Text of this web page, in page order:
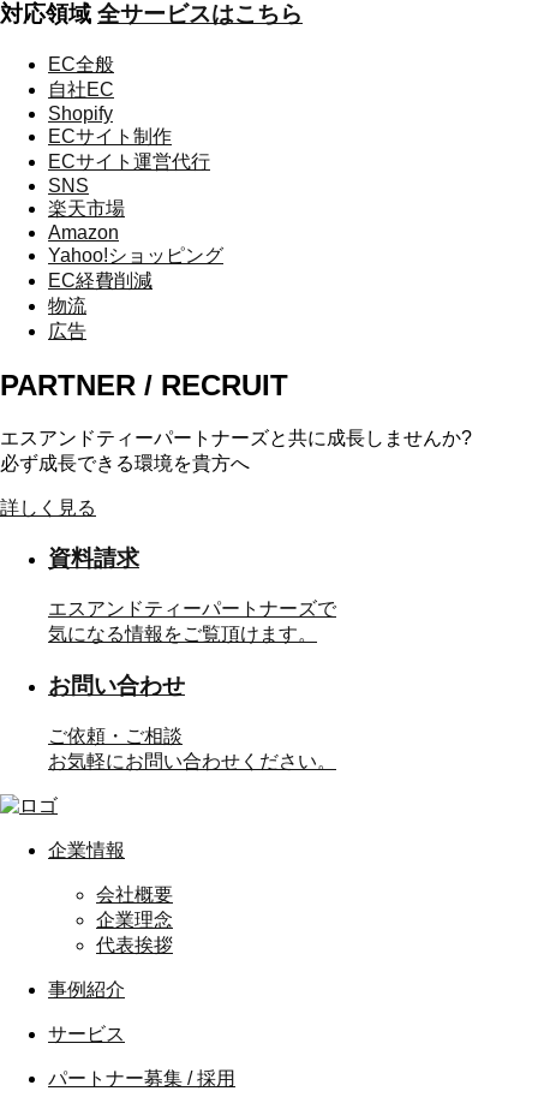
対応領域 全サービスはこちら
EC全般
自社EC
Shopify
ECサイト制作
ECサイト運営代行
SNS
楽天市場
Amazon
Yahoo!ショッピング
EC経費削減
物流
広告
PARTNER / RECRUIT
エスアンドティーパートナーズと共に成長しませんか?
必ず成長できる環境を貴方へ
詳しく見る
資料請求
エスアンドティーパートナーズで
気になる情報をご覧頂けます。
お問い合わせ
ご依頼・ご相談
お気軽にお問い合わせください。
企業情報
会社概要
企業理念
代表挨拶
事例紹介
サービス
パートナー募集 / 採用